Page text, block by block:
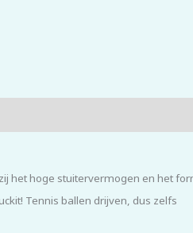
het hoge stuitervermogen en het
Tennis ballen drijven, dus zelfs